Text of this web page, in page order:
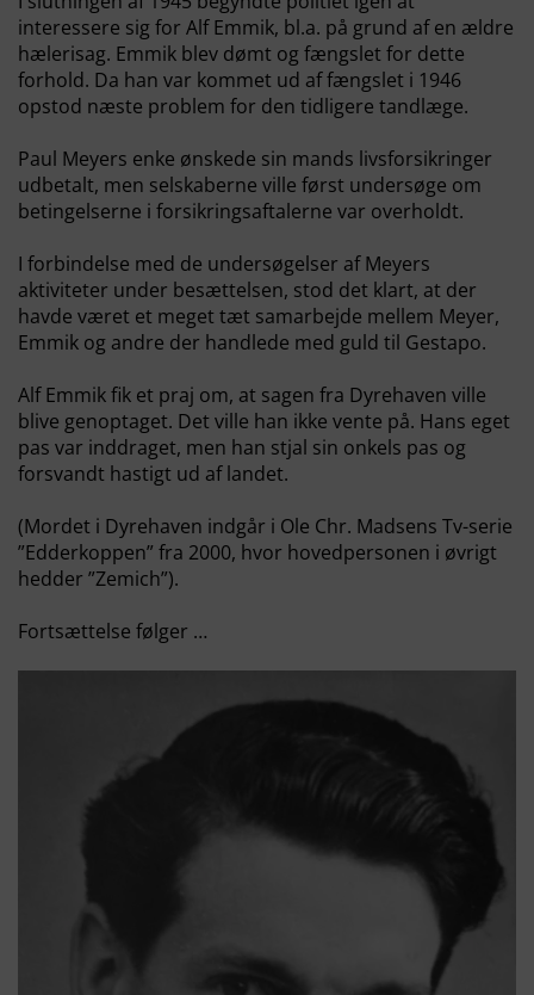
interessere sig for Alf Emmik, bl.a. på grund af en ældre
hælerisag. Emmik blev dømt og fængslet for dette
forhold. Da han var kommet ud af fængslet i 1946
opstod næste problem for den tidligere tandlæge.
Paul Meyers enke ønskede sin mands livsforsikringer
udbetalt, men selskaberne ville først undersøge om
betingelserne i forsikringsaftalerne var overholdt.
I forbindelse med de undersøgelser af Meyers
aktiviteter under besættelsen, stod det klart, at der
havde været et meget tæt samarbejde mellem Meyer,
Emmik og andre der handlede med guld til Gestapo.
Alf Emmik fik et praj om, at sagen fra Dyrehaven ville
blive genoptaget. Det ville han ikke vente på. Hans eget
pas var inddraget, men han stjal sin onkels pas og
forsvandt hastigt ud af landet.
(Mordet i Dyrehaven indgår i Ole Chr. Madsens Tv-serie
”Edderkoppen” fra 2000, hvor hovedpersonen i øvrigt
hedder ”Zemich”).
Fortsættelse følger …